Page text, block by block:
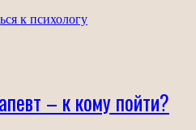
– к кому пойти?